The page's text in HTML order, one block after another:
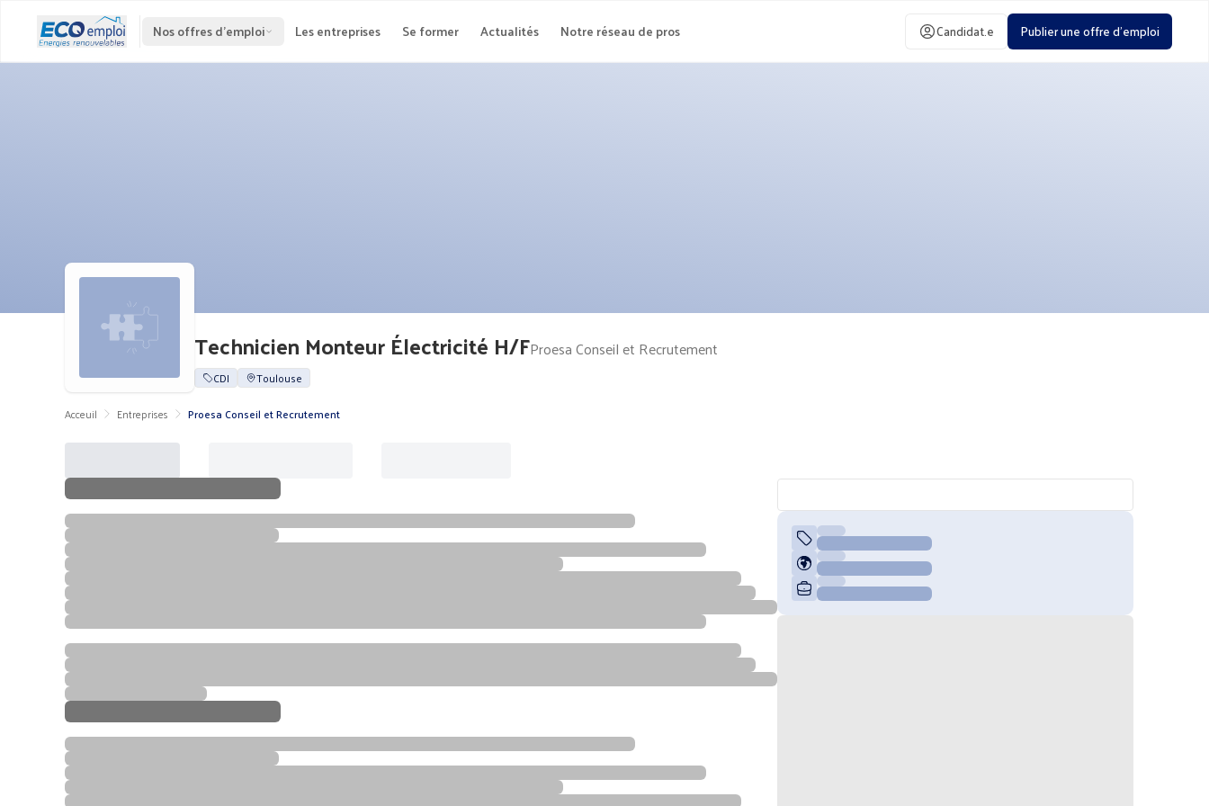
Nos offres d'emploi Les entreprises Se former Actualités Notre réseau de pros Candidat.e Publier une offre d'emploi
Technicien Monteur Électricité H/FProesa Conseil et Recrutement
CDI
Toulouse
Acceuil
Entreprises Proesa Conseil et Recrutement